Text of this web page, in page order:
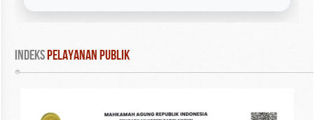
INDEKS PELAYANAN PUBLIK